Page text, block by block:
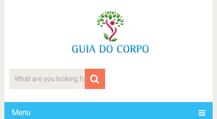
Menu